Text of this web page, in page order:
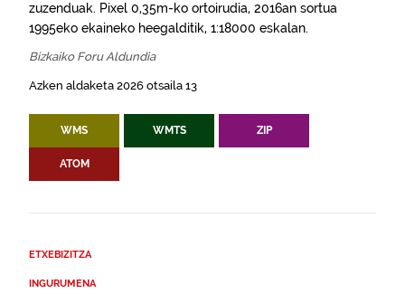
zuzenduak. Pixel 0,35m-ko ortoirudia, 2016an sortua
1995eko ekaineko heegalditik, 1:18000 eskalan.
Bizkaiko Foru Aldundia
Azken aldaketa 2026 otsaila 13
WMS WMTS ZIP
ATOM
ETXEBIZITZA
INGURUMENA